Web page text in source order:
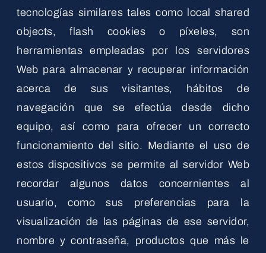
tecnologías similares tales como local shared
objects, flash cookies o píxeles, son
herramientas empleadas por los servidores
Web para almacenar y recuperar información
acerca de sus visitantes, hábitos de
navegación que se efectúa desde dicho
equipo, así como para ofrecer un correcto
funcionamiento del sitio. Mediante el uso de
estos dispositivos se permite al servidor Web
recordar algunos datos concernientes al
usuario, como sus preferencias para la
visualización de las páginas de ese servidor,
nombre y contraseña, productos que más le